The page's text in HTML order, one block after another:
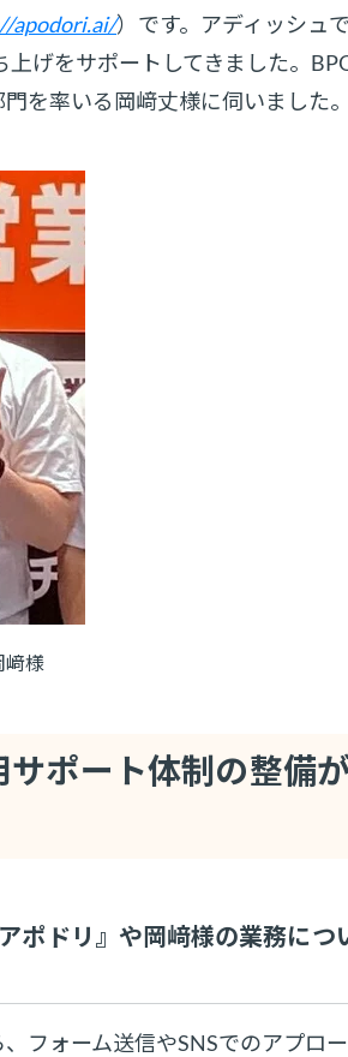
apodori.ai/）です。アディッシュ
げをサポートしてきました。
を率いる岡﨑丈様に伺いました
﨑様
ポート体制の整備
ドリ』や岡﨑様の業務につ
フォーム送信やSNSでのアプロ